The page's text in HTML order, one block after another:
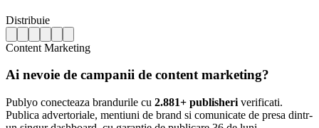
Distribuie
Content Marketing
Ai nevoie de campanii de content marketing?
Publyo conecteaza brandurile cu 2.881+ publisheri verificati.
Publica advertoriale, mentiuni de brand si comunicate de presa dintr-